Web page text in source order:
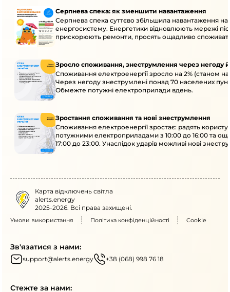
Серпнева спека: як зменшити навантаження
Серпнева спека суттєво збільшила навантаження на
енергосистему. Енергетики відновлюють мережі
прискорюють ремонти, просять ощадливо
Зросло споживання, знеструмлення через негоду
Споживання електроенергії зросло на 2% (станом на
Через негоду знеструмлені понад 70 населених
Обмежте потужні електроприлади вдень.
Зростання споживання та нові знеструмлення
Споживання електроенергії зростає: радять
потужними електроприладами з 10:00 до 16:00 та
17:00 до 23:00. Унаслідок ударів можливі нові
Карта відключень світла
alerts.energy
2025-2026. Всі права захищені.
Умови використання Політика конфіденційності Cookie
Зв'язатися з нами:
support@alerts.energy +38 (068) 998 76 18
Стежте за нами: